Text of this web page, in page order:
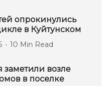
опрокинулись
в Куйтунском
10 Min Read
возле
в поселке